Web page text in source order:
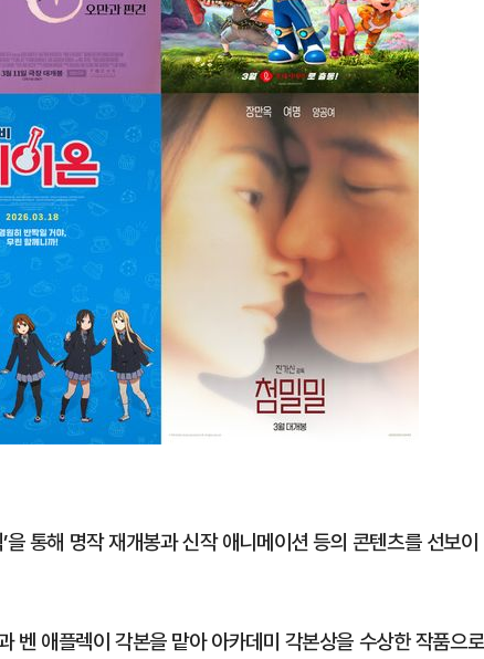
통해 명작 재개봉과 신작 애니메이션 등의 콘텐츠를 선보이
벤 애플렉이 각본을 맡아 아카데미 각본상을 수상한 작품으